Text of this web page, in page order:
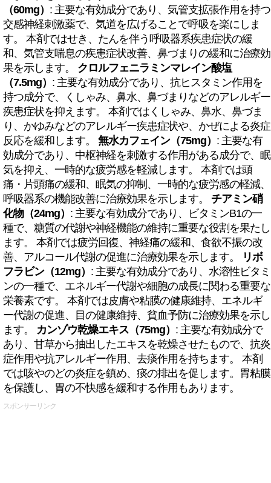
（60mg） : 主要な有効成分であり、気管支拡張作用を持つ
交感神経刺激薬で、気道を広げることで呼吸を楽にしま
す。 本剤ではせき、たんを伴う呼吸器系疾患症状の緩
和、気管支喘息の疾患症状改善、鼻づまりの緩和に治療効
果を示します。 クロルフェニラミンマレイン酸塩
（7.5mg） : 主要な有効成分であり、抗ヒスタミン作用を
持つ成分で、くしゃみ、鼻水、鼻づまりなどのアレルギー
疾患症状を抑えます。 本剤ではくしゃみ、鼻水、鼻づま
り、かゆみなどのアレルギー疾患症状や、かぜによる炎症
反応を緩和します。 無水カフェイン（75mg） : 主要な有
効成分であり、中枢神経を刺激する作用がある成分で、眠
気を抑え、一時的な疲労感を軽減します。 本剤では頭
痛・片頭痛の緩和、眠気の抑制、一時的な疲労感の軽減、
呼吸器系の機能改善に治療効果を示します。 チアミン硝
化物（24mg） : 主要な有効成分であり、ビタミンB1の一
種で、糖質の代謝や神経機能の維持に重要な役割を果たし
ます。 本剤では疲労回復、神経痛の緩和、食欲不振の改
善、アルコール代謝の促進に治療効果を示します。
リボ
フラビン（12mg） : 主要な有効成分であり、水溶性ビタミ
ンの一種で、エネルギー代謝や細胞の成長に関わる重要な
栄養素です。 本剤では皮膚や粘膜の健康維持、エネルギ
ー代謝の促進、目の健康維持、貧血予防に治療効果を示し
ます。 カンゾウ乾燥エキス（75mg） : 主要な有効成分で
あり、甘草から抽出したエキスを乾燥させたもので、抗炎
症作用や抗アレルギー作用、去痰作用を持ちます。 本剤
では咳やのどの炎症を鎮め、痰の排出を促します。胃粘膜
を保護し、胃の不快感を緩和する作用もあります。
スポンサーリンク